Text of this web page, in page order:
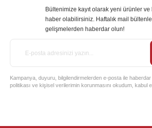
Bültenimize kayıt olarak yeni ürünler
haber olabilirsiniz. Haftalık mail
gelişmelerden haberdar olun!
Kampanya, duyuru, bilgilendirmelerden e-posta ile
politikası ve kişisel verilerimin korunmasını okudum, kabul